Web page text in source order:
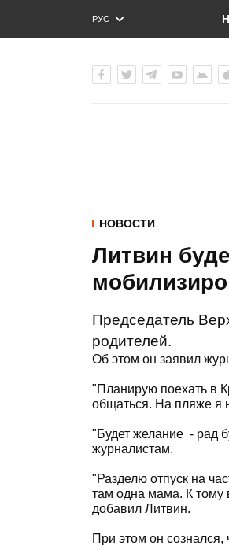
РУС
ENG
НОВОСТИ
Литвин
Председатель
родителей.
Об этом он заявил
"Планирую поехать в
общаться. На пляже я
"Будет желание - рад
журналистам.
"Разделю отпуск на
там одна мама. К тому
добавил Литвин.
При этом он сознался,